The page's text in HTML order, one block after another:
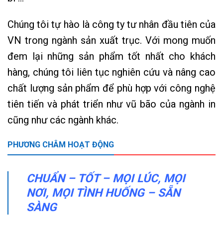
Chúng tôi tự hào là công ty tư nhân đầu tiên của
VN trong ngành sản xuất trục. Với mong muốn
đem lại những sản phẩm tốt nhất cho khách
hàng, chúng tôi liên tục nghiên cứu và nâng cao
chất lượng sản phẩm để phù hợp với công nghệ
tiên tiến và phát triển như vũ bão của ngành in
cũng như các ngành khác.
PHƯƠNG CHÂM HOẠT ĐỘNG
CHUẨN – TỐT – MỌI LÚC, MỌI
NƠI, MỌI TÌNH HUỐNG – SẴN
SÀNG